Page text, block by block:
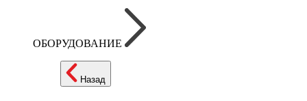
ОБОРУДОВАНИЕ
Назад